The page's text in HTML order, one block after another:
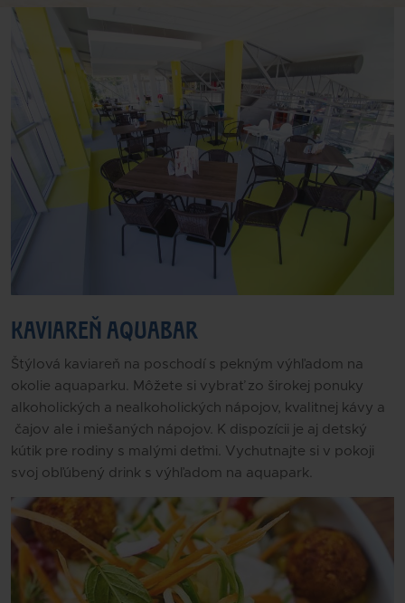
KAVIAREŇ AQUABAR
Štýlová kaviareň na poschodí s pekným výhľadom na
okolie aquaparku. Môžete si vybrať zo širokej ponuky
alkoholických a nealkoholických nápojov, kvalitnej kávy a
čajov ale i miešaných nápojov. K dispozícii je aj detský
kútik pre rodiny s malými deťmi. Vychutnajte si v pokoji
svoj obľúbený drink s výhľadom na aquapark.